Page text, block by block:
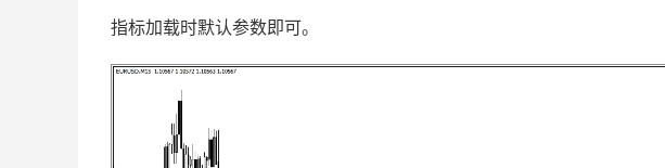
指标加载时默认参数即可。